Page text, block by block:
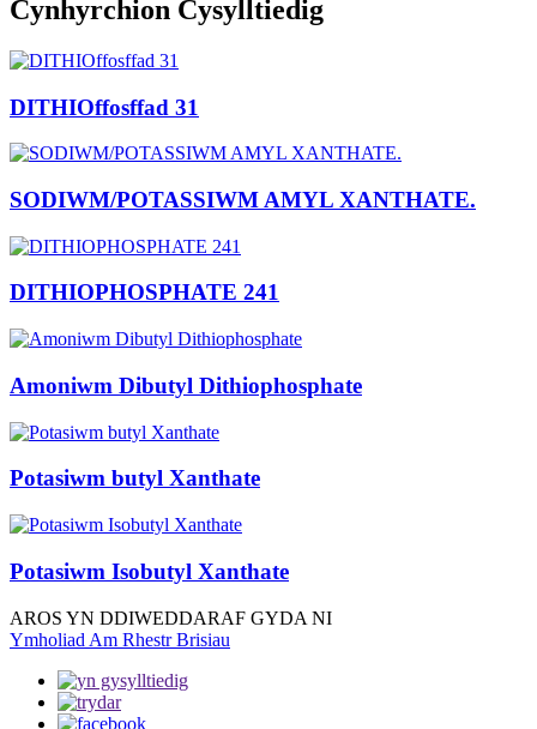
Cynhyrchion Cysylltiedig
DITHIOffosffad 31
SODIWM/POTASSIWM AMYL XANTHATE.
DITHIOPHOSPHATE 241
Amoniwm Dibutyl Dithiophosphate
Potasiwm butyl Xanthate
Potasiwm Isobutyl Xanthate
AROS YN DDIWEDDARAF GYDA NI
Ymholiad Am Rhestr Brisiau